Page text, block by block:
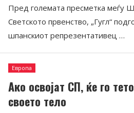
Пред големата пресметка меѓу
Светското првенство, „Гугл“
шпанскиот репрезентативец …
Европа
Ако освојат СП, ќе го
своето тело